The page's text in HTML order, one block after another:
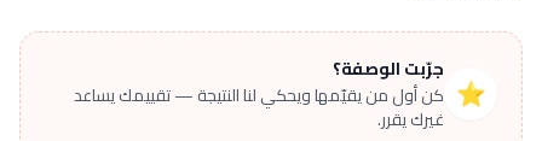
⭐
جرّبت الوصفة؟
كن أول من يقيّمها ويحكي لنا النتيجة — تقييمك يساعد
غيرك يقرر.